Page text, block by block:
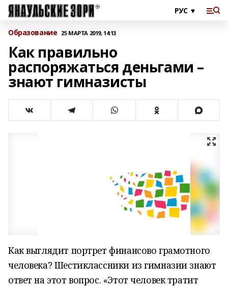
Образование 25 МАРТА 2019, 14:13
Как правильно
распоряжаться деньгами –
знают гимназисты
Как выглядит портрет финансово грамотного
человека? Шестиклассники из гимназии знают
ответ на этот вопрос. «Этот человек тратит